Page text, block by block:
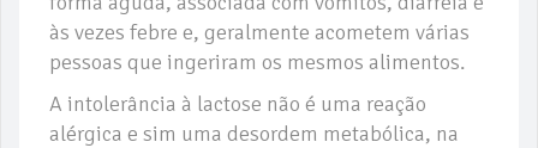
às vezes febre e, geralmente acometem várias
pessoas que ingeriram os mesmos alimentos.
A intolerância à lactose não é uma reação
alérgica e sim uma desordem metabólica, na